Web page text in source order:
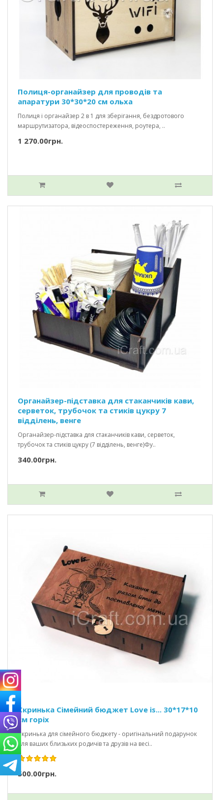
Полиця-органайзер для проводів та
апаратури 30*30*20 см ольха
Полиця і органайзер 2 в 1 для зберігання, бездротового
маршрутизатора, відеоспостереження, роутера, ..
1 270.00грн.
Органайзер-підставка для стаканчиків кави,
серветок, трубочок та стиків цукру 7
відділень, венге
Органайзер-підставка для стаканчиків кави, серветок,
трубочок та стиків цукру (7 відділень, венге)Фу..
340.00грн.
Скринька Сімейний бюджет Love is... 30*17*10
см горіх
Скринька для сімейного бюджету - оригінальний подарунок
для ваших близьких родичів та друзів на весі..
500.00грн.